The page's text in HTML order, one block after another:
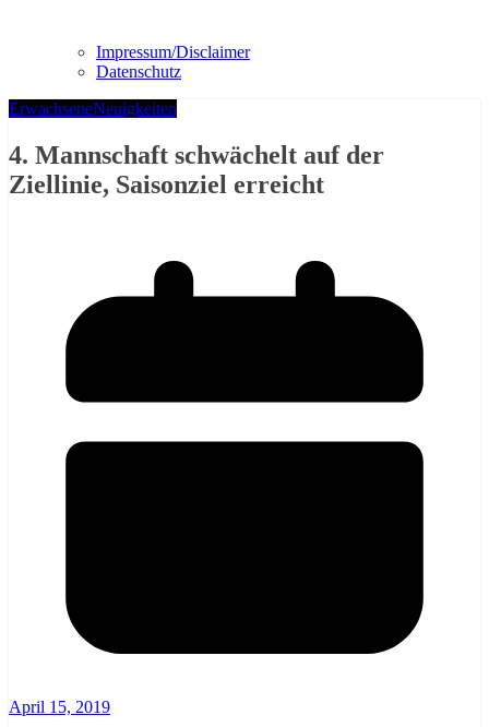
Impressum/Disclaimer
Datenschutz
ErwachseneNeuigkeiten
4. Mannschaft schwächelt auf der
Ziellinie, Saisonziel erreicht
April 15, 2019